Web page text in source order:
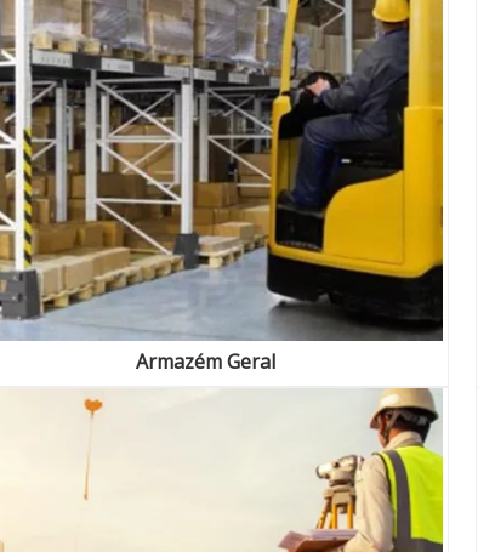
Armazém Geral